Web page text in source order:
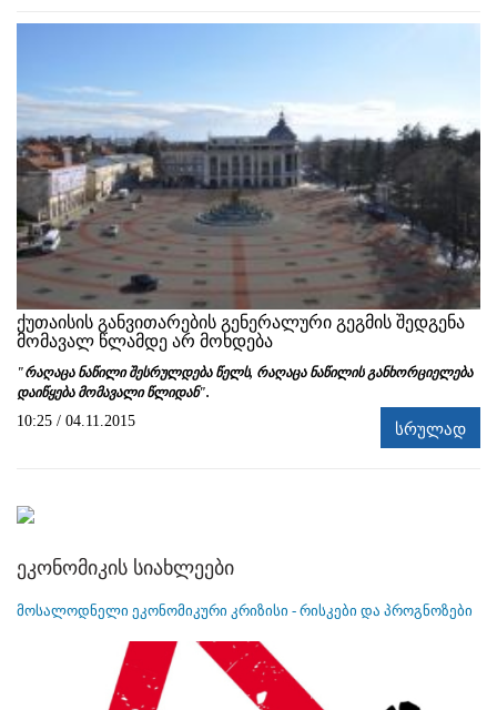
ქუთაისის განვითარების გენერალური გეგმის შედგენა
მომავალ წლამდე არ მოხდება
"რაღაცა ნაწილი შესრულდება წელს, რაღაცა ნაწილის განხორციელება
დაიწყება მომავალი წლიდან".
10:25 / 04.11.2015 სრულად
ეკონომიკის სიახლეები
მოსალოდნელი ეკონომიკური კრიზისი - რისკები და პროგნოზები